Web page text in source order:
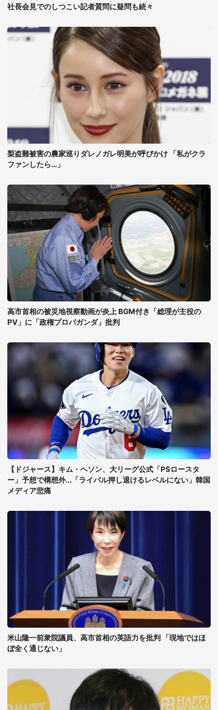
社長会見でのしつこい記者質問に疑問も続々
梨盗難被害の農家巡りダレノガレ明美が呼びかけ 「私がクラ
ファンしたら...」
高市首相の被災地視察動画が炎上 BGM付き「総理が主役の
PV」に「政権プロパガンダ」批判
【ドジャース】キム・ヘソン、大リーグ公式「PSロースタ
ー」予想で構想外...「ライバル押し退けるレベルにない」韓国
メディア悲痛
米山隆一前衆院議員、高市首相の英語力を批判 「現地ではほ
ぼ全く通じない」